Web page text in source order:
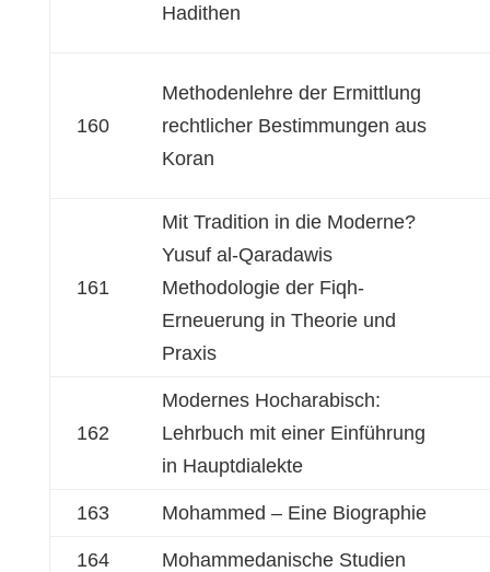
Hadithen
160
Methodenlehre der Ermittlung
rechtlicher Bestimmungen aus
Koran
161
Mit Tradition in die Moderne?
Yusuf al-Qaradawis
Methodologie der Fiqh-
Erneuerung in Theorie und
Praxis
162
Modernes Hocharabisch:
Lehrbuch mit einer Einführung
in Hauptdialekte
163 Mohammed – Eine Biographie
164 Mohammedanische Studien